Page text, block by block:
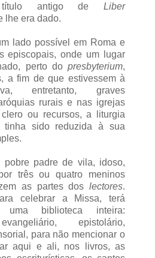
título antigo de Liber
lhe era dado.
lado possível em Roma e
episcopais, onde um lugar
perto do presbyterium,
a fim de que estivessem à
entretanto, graves
rurais e nas igrejas
ou recursos, a liturgia
tinha sido reduzida à sua
pobre padre de vila, idoso,
três ou quatro meninos
as partes dos lectores.
celebrar a Missa, terá
uma biblioteca inteira:
epistolário,
para não mencionar o
aqui e ali, nos livros, as